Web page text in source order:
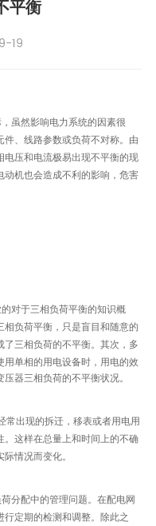
平衡
19
虽然影响电力系统的因素很
、线路参数或负荷不对称。由
压和电流极易出现不平衡的现
机也会造成不利的影响，危害
对于三相负荷平衡的知识概
负荷平衡，只是盲目和随意的
三相负荷的不平衡。 其次，多
单相的用电设备时，用电的效
器三相负荷的不平衡状况。
常出现的拆迁，移表或者用电用
这样在总量上和时间上的不确
情况而变化。
分配中的管理问题。在配电网
定期的检测和调整。 除此之